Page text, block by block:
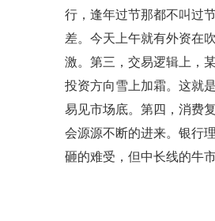
行，逢年过节那都不叫过
差。今天上午就有外资在
激。第三，交易逻辑上，
投资方向雪上加霜。这就
易见市场底。第四，消费
会源源不断的进来。银行
砸的难受，但中长线的牛